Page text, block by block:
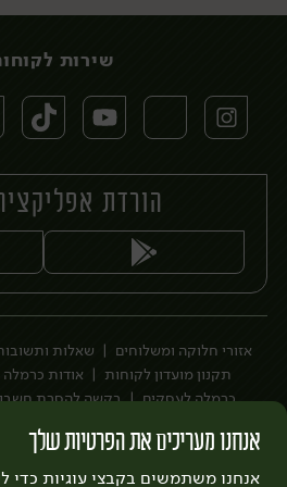
יח׳
אנחנו מעריכים את הפרטיות שלך
אנחנו משתמשים בקבצי עוגיות כדי
שירות
הורדת
אזורי חלוקה ומשלוחים שאלות
תקנון מועדון לקוחות
אודות כרמלה
כרמלה לעסקים
בקשה להסרת